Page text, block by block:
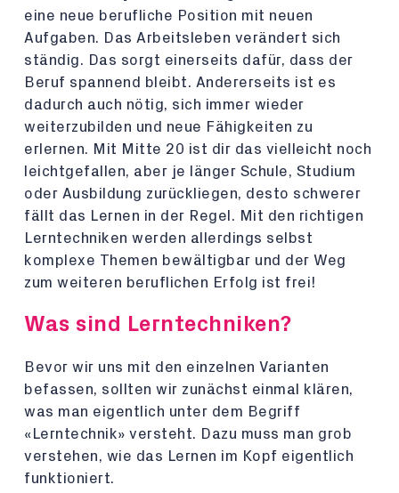
eine neue berufliche Position mit neuen
Aufgaben. Das Arbeitsleben verändert sich
ständig. Das sorgt einerseits dafür, dass der
Beruf spannend bleibt. Andererseits ist es
dadurch auch nötig, sich immer wieder
weiterzubilden und neue Fähigkeiten zu
erlernen. Mit Mitte 20 ist dir das vielleicht noch
leichtgefallen, aber je länger Schule, Studium
oder Ausbildung zurückliegen, desto schwerer
fällt das Lernen in der Regel. Mit den richtigen
Lerntechniken werden allerdings selbst
komplexe Themen bewältigbar und der Weg
zum weiteren beruflichen Erfolg ist frei!
Was sind Lerntechniken?
Bevor wir uns mit den einzelnen Varianten
befassen, sollten wir zunächst einmal klären,
was man eigentlich unter dem Begriff
«Lerntechnik» versteht. Dazu muss man grob
verstehen, wie das Lernen im Kopf eigentlich
funktioniert.